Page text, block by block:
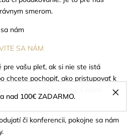
nad 100€ ZADARMO.
smerom.
nám
SA NÁM
pre vašu pleť, ak si nie ste istá
chcete pochopiť, ako pristupovať k
dohodnite si s nami
či konferencii, pokojne sa nám